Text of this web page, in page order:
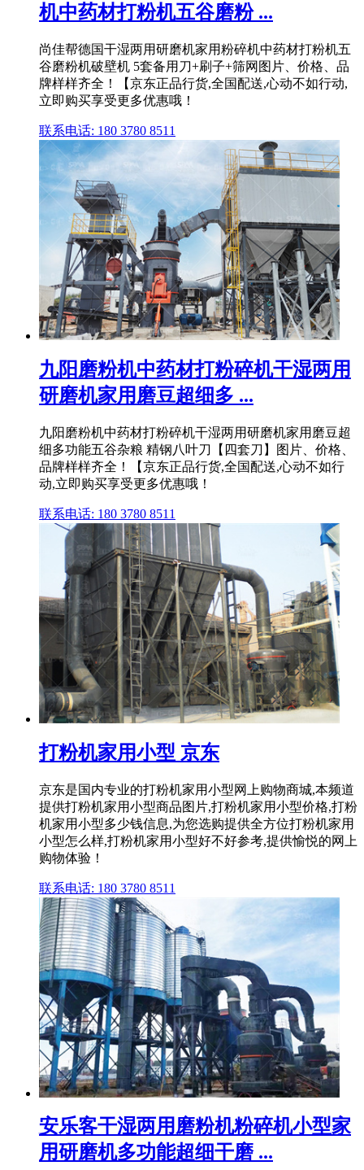
机中药材打粉机五谷磨粉 ...
尚佳帮德国干湿两用研磨机家用粉碎机中药材打粉机五
谷磨粉机破壁机 5套备用刀+刷子+筛网图片、价格、品
牌样样齐全！【京东正品行货,全国配送,心动不如行动,
立即购买享受更多优惠哦！
联系电话: 180 3780 8511
九阳磨粉机中药材打粉碎机干湿两用
研磨机家用磨豆超细多 ...
九阳磨粉机中药材打粉碎机干湿两用研磨机家用磨豆超
细多功能五谷杂粮 精钢八叶刀【四套刀】图片、价格、
品牌样样齐全！【京东正品行货,全国配送,心动不如行
动,立即购买享受更多优惠哦！
联系电话: 180 3780 8511
打粉机家用小型 京东
京东是国内专业的打粉机家用小型网上购物商城,本频道
提供打粉机家用小型商品图片,打粉机家用小型价格,打粉
机家用小型多少钱信息,为您选购提供全方位打粉机家用
小型怎么样,打粉机家用小型好不好参考,提供愉悦的网上
购物体验！
联系电话: 180 3780 8511
安乐客干湿两用磨粉机粉碎机小型家
用研磨机多功能超细干磨 ...